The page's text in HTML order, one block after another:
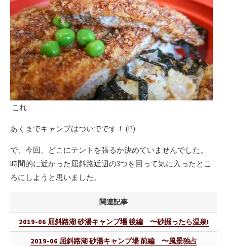
これ
あくまでキャンプはついでです！ (!?)
で、今回、どこにテントを張るか決めていませんでした。
時間的に近かった屈斜路近辺の3つを回って気に入ったとこ
ろにしようと思いました。
関連記事
2019-06 屈斜路湖 砂湯キャンプ場 後編 〜砂掘ったら温泉!
2019-06 屈斜路湖 砂湯キャンプ場 前編 〜風景独占